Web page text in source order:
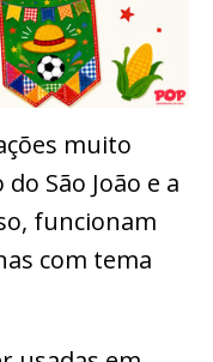
muito
São João e a
funcionam
com tema